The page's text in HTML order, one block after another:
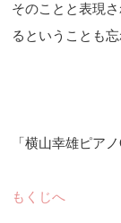
そのことと表現
るということも
「横山幸雄ピ
もくじへ